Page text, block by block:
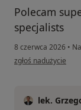
Polecam
specjalists
8 czerwca 2026 •
w opinii użytkownika
zgłoś nadużycie
lek.